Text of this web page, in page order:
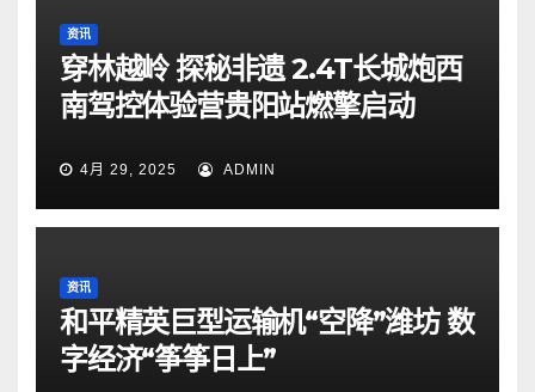
资讯
穿林越岭 探秘非遗 2.4T长城炮西
南驾控体验营贵阳站燃擎启动
4月 29, 2025 ADMIN
资讯
和平精英巨型运输机“空降”潍坊 数
字经济“筝筝日上”